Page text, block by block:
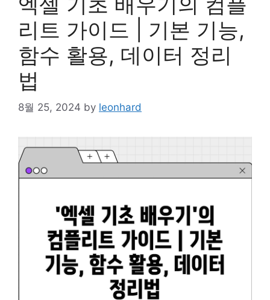
리트 가이드 | 기본 기능,
함수 활용, 데이터 정리
법
8월 25, 2024 by leonhard